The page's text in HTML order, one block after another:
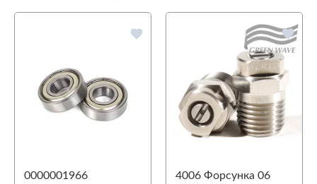
favorite
0000001966
favorite
4006 Форсунка 06